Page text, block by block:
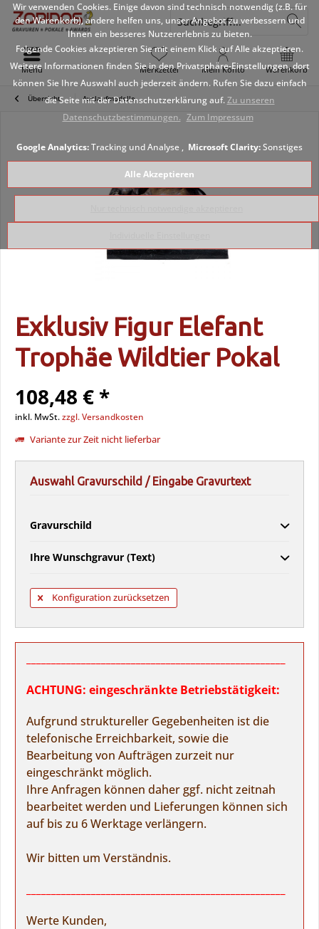
Warenkorb
Merkzettel Mein Konto
Menü
Übersicht Auslaufmodelle
Exklusiv Figur Elefant
Trophäe Wildtier Pokal
108,48 € *
inkl. MwSt.zzgl. Versandkosten
Variante zur Zeit nicht lieferbar
Auswahl Gravurschild / Eingabe Gravurtext
Gravurschild
Ihre Wunschgravur (Text)
Konfiguration zurücksetzen
ACHTUNG: eingeschränkte Betriebstätigkeit:
Aufgrund struktureller Gegebenheiten ist die
telefonische Erreichbarkeit, sowie die
Bearbeitung von Aufträgen zurzeit nur
eingeschränkt möglich.
Ihre Anfragen können daher ggf. nicht zeitnah
bearbeitet werden und Lieferungen können sich
auf bis zu 6 Werktage verlängern.
Wir bitten um Verständnis.
Werte Kunden,
Wir verwenden Cookies. Einige davon sind technisch notwendig (z.B. für
den Warenkorb), andere helfen uns, unser Angebot zu verbessern und
Ihnen ein besseres Nutzererlebnis zu bieten.
Folgende Cookies akzeptieren Sie mit einem Klick auf Alle akzeptieren.
Weitere Informationen finden Sie in den Privatsphäre-Einstellungen, dort
können Sie Ihre Auswahl auch jederzeit ändern. Rufen Sie dazu einfach
die Seite mit der Datenschutzerklärung auf.Zu unseren
Datenschutzbestimmungen. Zum Impressum
Google Analytics:Tracking und Analyse , Microsoft Clarity:Sonstiges
Alle Akzeptieren